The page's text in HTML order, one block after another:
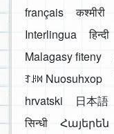
français
कश्मीरी
Interlingua
हिन्दी
Malagasy fiteny
ꆈꌠ꒿ Nuosuhxop
hrvatski
日本語
सिन्धी
Հայերեն